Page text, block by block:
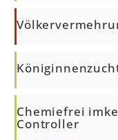
Chemiefrei
Controller